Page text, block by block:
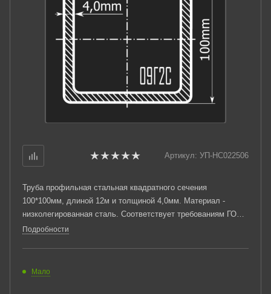
Артикул: УП-НС022506
Труба профильная стальная квадратного сечения
100*100мм, длиной 12м и толщиной 4,0мм. Материал -
низколегированная сталь. Соответствует требованиям ГОСТ
13663-86. Стандартный пакет: вес - 5,115тн., количество -
Подробности
Мало